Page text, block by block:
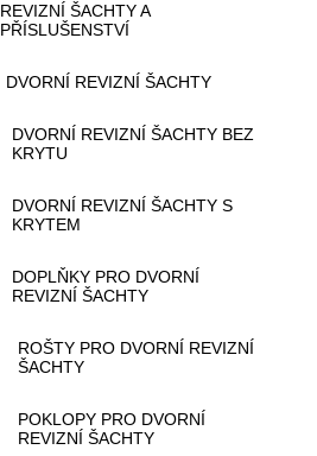
REVIZNÍ ŠACHTY A
PŘÍSLUŠENSTVÍ
DVORNÍ REVIZNÍ ŠACHTY
DVORNÍ REVIZNÍ ŠACHTY BEZ
KRYTU
DVORNÍ REVIZNÍ ŠACHTY S
KRYTEM
DOPLŇKY PRO DVORNÍ
REVIZNÍ ŠACHTY
ROŠTY PRO DVORNÍ REVIZNÍ
ŠACHTY
POKLOPY PRO DVORNÍ
REVIZNÍ ŠACHTY